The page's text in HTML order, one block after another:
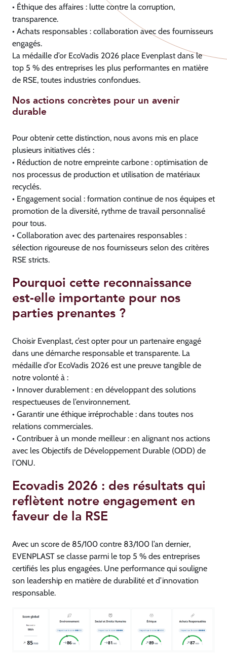
• Éthique des affaires : lutte contre la corruption,
transparence.
• Achats responsables : collaboration avec des fournisseurs
engagés.
La médaille d’or EcoVadis 2026 place Evenplast dans le
top 5 % des entreprises les plus performantes en matière
de RSE, toutes industries confondues.
Nos actions concrètes pour un avenir
durable
Pour obtenir cette distinction, nous avons mis en place
plusieurs initiatives clés :
• Réduction de notre empreinte carbone : optimisation de
nos processus de production et utilisation de matériaux
recyclés.
• Engagement social : formation continue de nos équipes et
promotion de la diversité, rythme de travail personnalisé
pour tous.
• Collaboration avec des partenaires responsables :
sélection rigoureuse de nos fournisseurs selon des critères
RSE stricts.
Pourquoi cette reconnaissance
est-elle importante pour nos
parties prenantes ?
Choisir Evenplast, c’est opter pour un partenaire engagé
dans une démarche responsable et transparente. La
médaille d’or EcoVadis 2026 est une preuve tangible de
notre volonté à :
• Innover durablement : en développant des solutions
respectueuses de l’environnement.
• Garantir une éthique irréprochable : dans toutes nos
relations commerciales.
• Contribuer à un monde meilleur : en alignant nos actions
avec les Objectifs de Développement Durable (ODD) de
l’ONU.
Ecovadis 2026 : des résultats qui
reflètent notre engagement en
faveur de la RSE
Avec un score de 85/100 contre 83/100 l’an dernier,
EVENPLAST se classe parmi le top 5 % des entreprises
certifiés les plus engagées. Une performance qui souligne
son leadership en matière de durabilité et d’innovation
responsable.